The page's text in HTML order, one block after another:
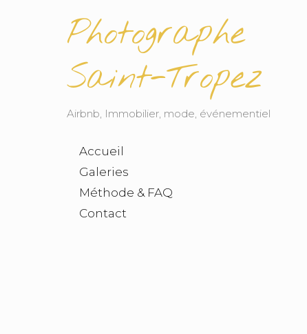
Photographe
Saint-Tropez
Airbnb, Immobilier, mode, événementiel
Accueil
Galeries
Méthode & FAQ
Contact